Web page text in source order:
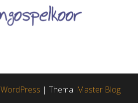
WordPress | Thema: Master Blog